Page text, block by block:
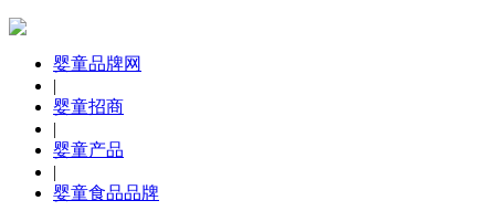
婴童品牌网
|
婴童招商
|
婴童产品
|
婴童食品品牌